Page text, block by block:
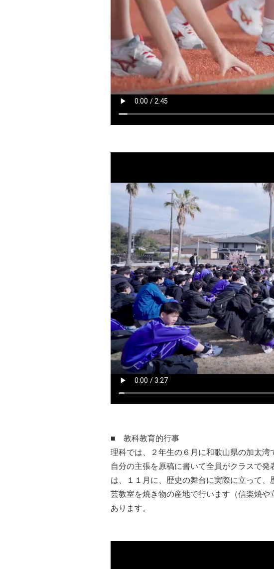
■ 教科教育的行事
理科では、２年生の６月に和歌山県の加太湾
自分の主張を原稿に書いて全員がクラスで
は、１１月に、歴史の舞台に実際に立って
芸教室を焼き物の産地で行います（信楽焼
あります。